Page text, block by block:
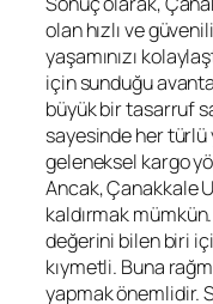
olan hızlı ve
yaşamınızı
için sunduğu
büyük bir tasarruf
sayesinde her türlü
geleneksel kargo
Ancak, Çanakkale
kaldırmak
değerini bilen biri
kıymetli. Buna
yapmak önemlidir.